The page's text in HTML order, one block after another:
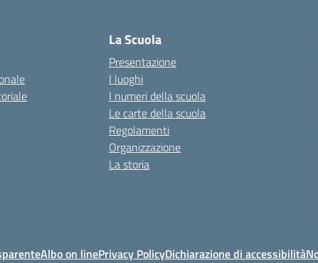
La Scuola
Presentazione
I luoghi
I numeri della scuola
Le carte della scuola
Regolamenti
Organizzazione
La storia
Albo on linePrivacy PolicyDichiarazione di accessibilità